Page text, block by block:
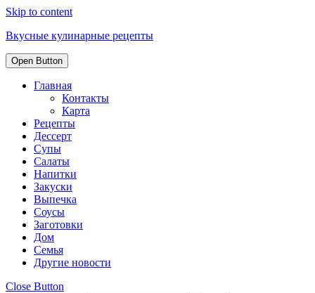
Skip to content
Вкусные кулинарные рецепты
Open Button
Главная
Контакты
Карта
Рецепты
Дессерт
Супы
Салаты
Напитки
Закуски
Выпечка
Соусы
Заготовки
Дом
Семья
Другие новости
Close Button